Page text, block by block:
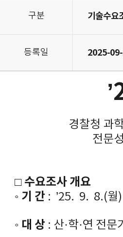
구분 기술수요
등록일 2025-
경찰청 과
전문
□ 수요조사 개요
◦ 기 간 : ’25. 9. 8.(월
◦ 대 상 : 산·학·연 전